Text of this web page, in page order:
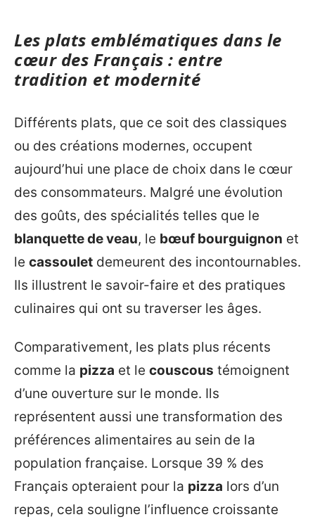
Les plats emblématiques dans le
cœur des Français : entre
tradition et modernité
Différents plats, que ce soit des classiques
ou des créations modernes, occupent
aujourd’hui une place de choix dans le cœur
des consommateurs. Malgré une évolution
des goûts, des spécialités telles que le
blanquette de veau, le bœuf bourguignon et
le cassoulet demeurent des incontournables.
Ils illustrent le savoir-faire et des pratiques
culinaires qui ont su traverser les âges.
Comparativement, les plats plus récents
comme la pizza et le couscous témoignent
d’une ouverture sur le monde. Ils
représentent aussi une transformation des
préférences alimentaires au sein de la
population française. Lorsque 39 % des
Français opteraient pour la pizza lors d’un
repas, cela souligne l’influence croissante